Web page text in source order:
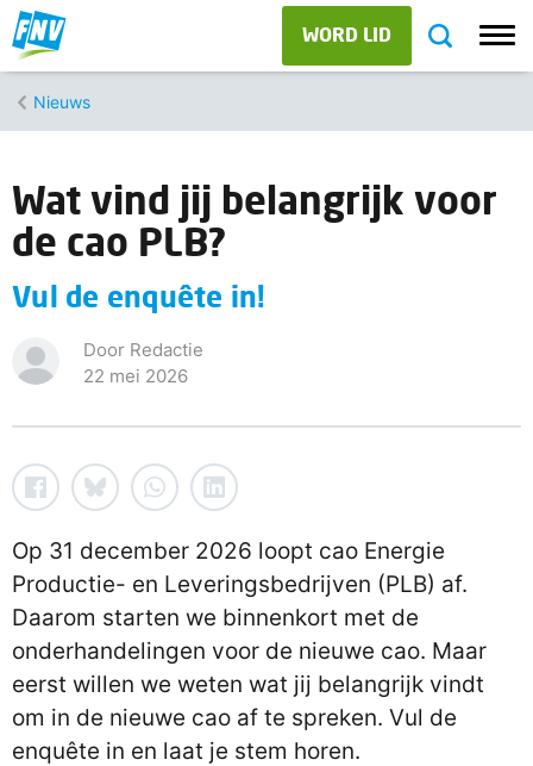
WORD LID
Nieuws
Wat vind jij belangrijk voor
de cao PLB?
Vul de enquête in!
Door Redactie
22 mei 2026
Op 31 december 2026 loopt cao Energie
Productie- en Leveringsbedrijven (PLB) af.
Daarom starten we binnenkort met de
onderhandelingen voor de nieuwe cao. Maar
eerst willen we weten wat jij belangrijk vindt
om in de nieuwe cao af te spreken. Vul de
enquête in en laat je stem horen.